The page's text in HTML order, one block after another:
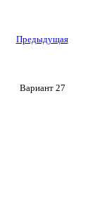
Предыдущая
Вариант 27